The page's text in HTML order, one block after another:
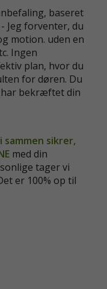
baseret
Jeg forventer, du
motion. uden en
Ingen
plan, hvor du
for døren. Du
har bekræftet din
sikrer,
med din
tager vi
er 100% op til